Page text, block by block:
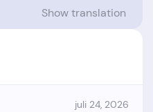
Show translation
juli 24, 2026